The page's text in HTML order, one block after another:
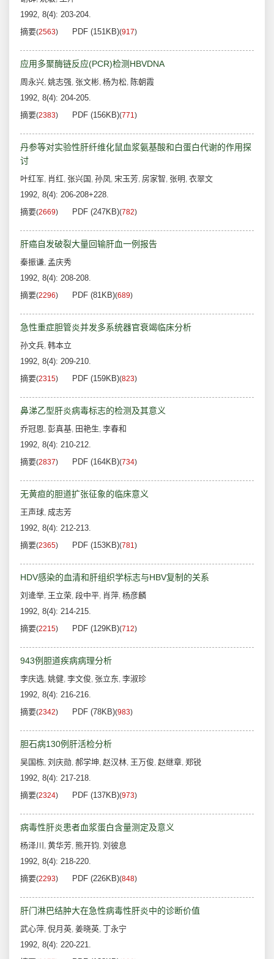
1992, 8(4): 203-204.
摘要(2563) PDF (151KB)(917)
应用多聚酶链反应(PCR)检测HBVDNA
周永兴, 姚志强, 张文彬, 杨为松, 陈朝霞
1992, 8(4): 204-205.
摘要(2383) PDF (156KB)(771)
丹参等对实验性肝纤维化鼠血浆氨基酸和白蛋白代谢的作用探
讨
叶红军, 肖红, 张兴国 , 孙凤, 宋玉芳, 房家智, 张明 , 衣翠文
1992, 8(4): 206-208+228.
摘要(2669) PDF (247KB)(782)
肝癌自发破裂大量回输肝血一例报告
秦振谦, 孟庆秀
1992, 8(4): 208-208.
摘要(2296) PDF (81KB)(689)
急性重症胆管炎并发多系统器官衰竭临床分析
孙文兵, 韩本立
1992, 8(4): 209-210.
摘要(2315) PDF (159KB)(823)
鼻涕乙型肝炎病毒标志的检测及其意义
乔冠恩, 彭真基, 田艳生, 李春和
1992, 8(4): 210-212.
摘要(2837) PDF (164KB)(734)
无黄疸的胆道扩张征象的临床意义
王声球, 成志芳
1992, 8(4): 212-213.
摘要(2365) PDF (153KB)(781)
HDV感染的血清和肝组织学标志与HBV复制的关系
刘逄举, 王立荣, 段中平, 肖萍, 杨彦麟
1992, 8(4): 214-215.
摘要(2215) PDF (129KB)(712)
943例胆道疾病病理分析
李庆选, 姚健, 李文俊, 张立东, 李淑珍
1992, 8(4): 216-216.
摘要(2342) PDF (78KB)(983)
胆石病130例肝活检分析
吴国栋, 刘庆勋, 郝学坤, 赵汉林, 王万俊, 赵继章, 郑锐
1992, 8(4): 217-218.
摘要(2324) PDF (137KB)(973)
病毒性肝炎患者血浆蛋白含量测定及意义
杨泽川 , 黄华芳, 熊开钧, 刘彼息
1992, 8(4): 218-220.
摘要(2293) PDF (226KB)(848)
肝门淋巴结肿大在急性病毒性肝炎中的诊断价值
武心萍, 倪月英, 姜晓英, 丁永宁
1992, 8(4): 220-221.